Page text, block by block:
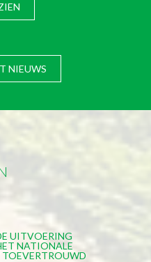
NIEUWS
UITVOERING
NATIONALE